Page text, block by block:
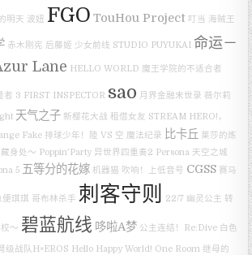
明天 波妞 FGO TouHou Project 叮当 海贼王
赤木刚宪 后藤姬 少女前线 STUDIO PUYUKAI 命运－
Lane HELLO WORLD 魔王学院的不适合者
者 3 FIRST INSPECTOR sao 月界金融末世录 薇尔莉
天气之子 新樱花大战 租借女友 STREAM HERO!，
Fake 排球少年！陸 VS 空 魔法纪录 比卡丘 莱莎的炼
身处～ Poppin’Party 异世界四重奏2 Persona 天空之城
5 五等分的花嫁 机器猫 吹响！上低音号 CGSS 赛马
便琪琪 哥布林杀手 刺客守则 22/7 幽灵公主 转
～ 碧蓝航线 哆啦A梦 公主连结！Re:Dive 白色
级战队H×EROS Hello Happy World! One Room 继母的